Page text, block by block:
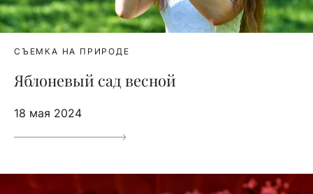
СЪЕМКА НА ПРИРОДЕ
Яблоневый сад весной
18 мая 2024